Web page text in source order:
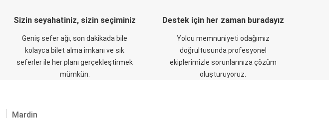
Sizin seyahatiniz, sizin seçiminiz
Geniş sefer ağı, son dakikada bile
kolayca bilet alma imkanı ve sık
seferler ile her planı gerçekleştirmek
mümkün.
Destek için her zaman buradayız
Yolcu memnuniyeti odağımız
doğrultusunda profesyonel
ekiplerimizle sorunlarınıza çözüm
oluşturuyoruz.
Mardin